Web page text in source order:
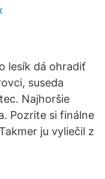
lesík dá ohradiť
suseda
Najhoršie
Pozrite si finálne
ju vyliečil z